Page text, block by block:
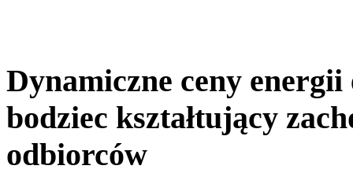
Dynamiczne ceny
bodziec kształtujący
odbiorców